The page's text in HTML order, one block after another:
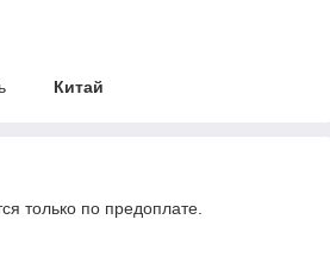
Китай
только по предоплате.